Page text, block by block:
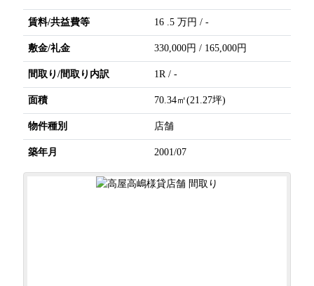
賃料/共益費等 16 .5 万円 / -
敷金/礼金 330,000円 / 165,000円
間取り/間取り内訳 1R / -
面積 70.34㎡(21.27坪)
物件種別 店舗
築年月 2001/07